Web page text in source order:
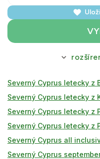
Severný Cyprus letecky z
Severný Cyprus letecky z
Severný Cyprus letecky z
Severný Cyprus letecky z
Severný Cyprus all
Severný Cyprus